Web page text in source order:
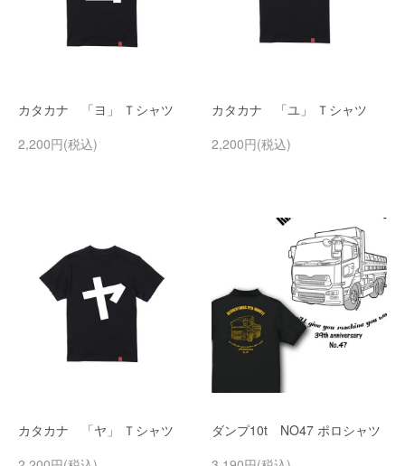
カタカナ 「ヨ」 Ｔシャツ
2,200円(税込)
カタカナ 「ユ」 Ｔシャツ
2,200円(税込)
カタカナ 「ヤ」 Ｔシャツ
ダンプ10t NO47 ポロシャツ